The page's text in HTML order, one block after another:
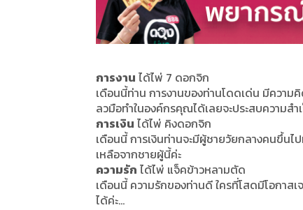
การงาน ได้ไพ่ 7 ดอกจิก
เดือนนี้ท่าน การงานของท่านโดดเด่น มีความ
ลวมือทำในองค์กรคุณได้เลยจะประสบความสำ
การเงิน ได้ไพ่ คิงดอกจิก
เดือนนี้ การเงินท่านจะมีผู้ชายวัยกลางคนขึ้น
เหลือจากชายผู้นี้ค่ะ
ความรัก ได้ไพ่ แจ็คข้าวหลามตัด
เดือนนี้ ความรักของท่านดี ใครที่โสดมีโอกา
ได้ค่ะ...